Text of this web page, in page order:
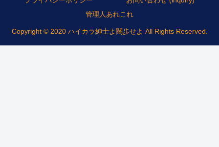
管理人あれこれ
Copyright © 2020 ハイカラ紳士よ闊歩せよ All Rights Reserved.